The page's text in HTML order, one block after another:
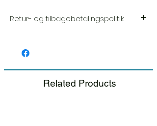
Retur- og tilbagebetalingspolitik
vores højeste prioritet, og vi inspicerer altid
Hvis du bemærker nogen skade, når du
Related Products